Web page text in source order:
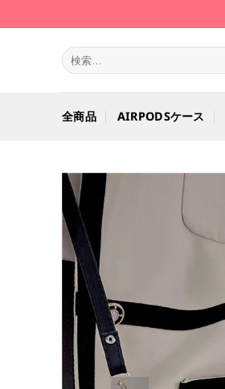
to
検
索
全商品 AIRPODSケース